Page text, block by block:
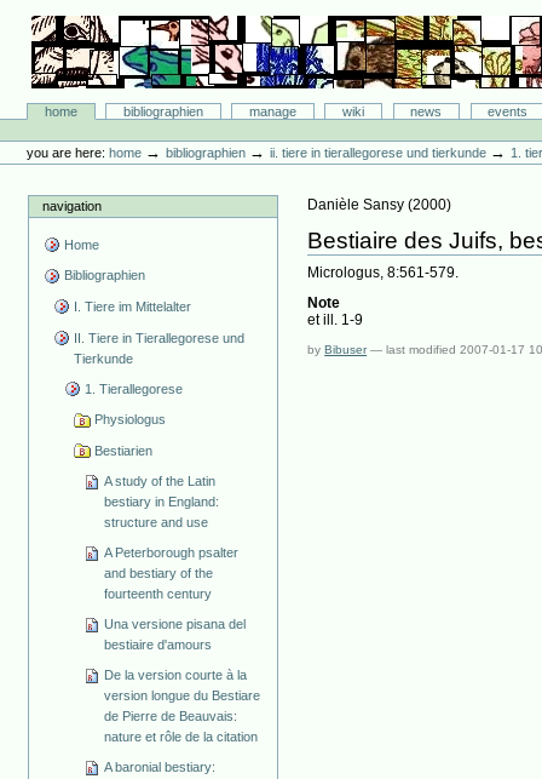
content.
navigation
Bibliographie-Portal
Sectionshome bibliographien manage wiki news
events
tools
you are here: home →bibliographien →ii. tiere in tierallegorese und tierkunde →1.
navigation
Home
Bibliographien
I. Tiere im Mittelalter
II. Tiere in Tierallegorese und
Tierkunde
1. Tierallegorese
Physiologus
Bestiarien
A study of the Latin
bestiary in England:
structure and use
A Peterborough psalter
and bestiary of the
fourteenth century
Una versione pisana del
bestiaire d'amours
De la version courte à la
version longue du Bestiare
de Pierre de Beauvais:
nature et rôle de la citation
A baronial bestiary:
Danièle Sansy (2000)
Bestiaire des Juifs,
Micrologus, 8:561-579.
Note
et ill. 1-9
byBibuser —last modified2007-01-17